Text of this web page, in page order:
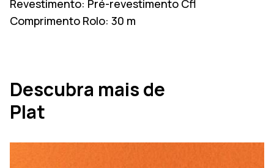
Revestimento: Pré-revestimento Cfl
Comprimento Rolo: 30 m
Descubra mais de
Plat